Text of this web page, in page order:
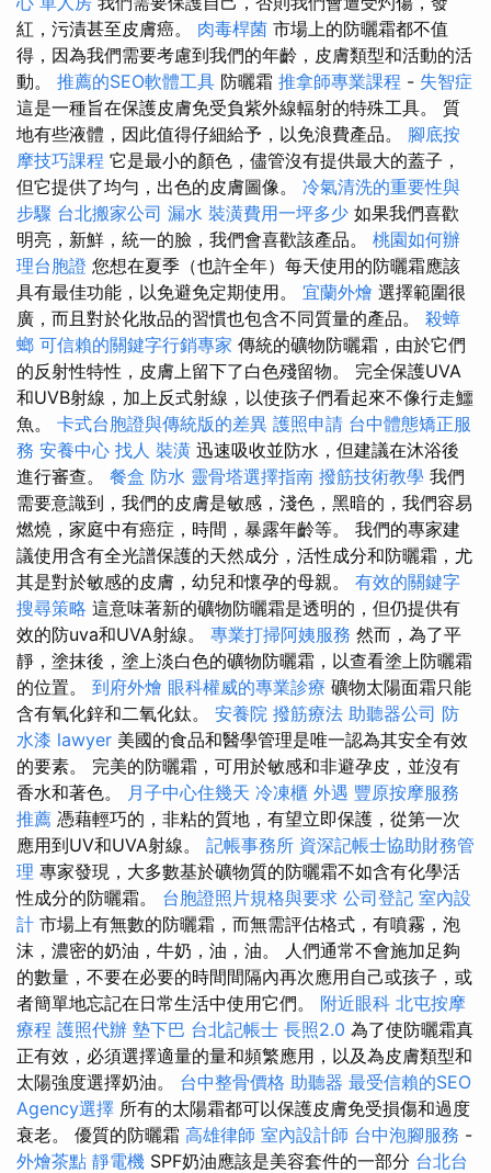
紅，污漬甚至皮膚癌。 肉毒桿菌 市場上的防曬霜都不值
得，因為我們需要考慮到我們的年齡，皮膚類型和活動的活
動。 推薦的SEO軟體工具 防曬霜 推拿師專業課程 - 失智症
這是一種旨在保護皮膚免受負紫外線輻射的特殊工具。 質
地有些液體，因此值得仔細給予，以免浪費產品。 腳底按
摩技巧課程 它是最小的顏色，儘管沒有提供最大的蓋子，
但它提供了均勻，出色的皮膚圖像。 冷氣清洗的重要性與
步驟 台北搬家公司 漏水 裝潢費用一坪多少 如果我們喜歡
明亮，新鮮，統一的臉，我們會喜歡該產品。 桃園如何辦
理台胞證 您想在夏季（也許全年）每天使用的防曬霜應該
具有最佳功能，以免避免定期使用。 宜蘭外燴 選擇範圍很
廣，而且對於化妝品的習慣也包含不同質量的產品。 殺蟑
螂 可信賴的關鍵字行銷專家 傳統的礦物防曬霜，由於它們
的反射性特性，皮膚上留下了白色殘留物。 完全保護UVA
和UVB射線，加上反式射線，以使孩子們看起來不像行走鱷
魚。 卡式台胞證與傳統版的差異 護照申請 台中體態矯正服
務 安養中心 找人 裝潢 迅速吸收並防水，但建議在沐浴後
進行審查。 餐盒 防水 靈骨塔選擇指南 撥筋技術教學 我們
需要意識到，我們的皮膚是敏感，淺色，黑暗的，我們容易
燃燒，家庭中有癌症，時間，暴露年齡等。 我們的專家建
議使用含有全光譜保護的天然成分，活性成分和防曬霜，尤
其是對於敏感的皮膚，幼兒和懷孕的母親。 有效的關鍵字
搜尋策略 這意味著新的礦物防曬霜是透明的，但仍提供有
效的防uva和UVA射線。 專業打掃阿姨服務 然而，為了平
靜，塗抹後，塗上淡白色的礦物防曬霜，以查看塗上防曬霜
的位置。 到府外燴 眼科權威的專業診療 礦物太陽面霜只能
含有氧化鋅和二氧化鈦。 安養院 撥筋療法 助聽器公司 防
水漆 lawyer 美國的食品和醫學管理是唯一認為其安全有效
的要素。 完美的防曬霜，可用於敏感和非避孕皮，並沒有
香水和著色。 月子中心住幾天 冷凍櫃 外遇 豐原按摩服務
推薦 憑藉輕巧的，非粘的質地，有望立即保護，從第一次
應用到UV和UVA射線。 記帳事務所 資深記帳士協助財務管
理 專家發現，大多數基於礦物質的防曬霜不如含有化學活
性成分的防曬霜。 台胞證照片規格與要求 公司登記 室內設
計 市場上有無數的防曬霜，而無需評估格式，有噴霧，泡
沫，濃密的奶油，牛奶，油，油。 人們通常不會施加足夠
的數量，不要在必要的時間間隔內再次應用自己或孩子，或
者簡單地忘記在日常生活中使用它們。 附近眼科 北屯按摩
療程 護照代辦 墊下巴 台北記帳士 長照2.0 為了使防曬霜真
正有效，必須選擇適量的量和頻繁應用，以及為皮膚類型和
太陽強度選擇奶油。 台中整骨價格 助聽器 最受信賴的SEO
Agency選擇 所有的太陽霜都可以保護皮膚免受損傷和過度
衰老。 優質的防曬霜 高雄律師 室內設計師 台中泡腳服務 -
外燴茶點 靜電機 SPF奶油應該是美容套件的一部分 台北台